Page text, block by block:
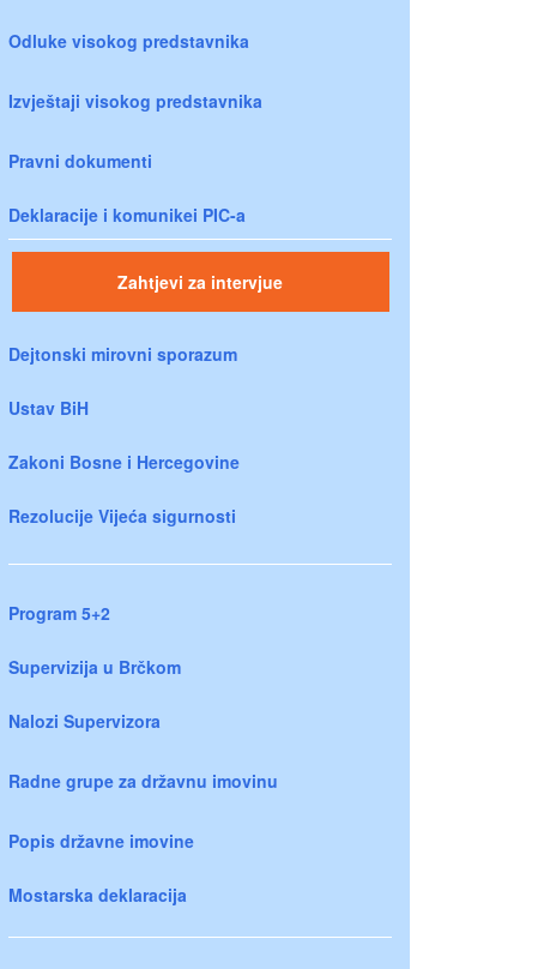
Odluke visokog predstavnika
Izvještaji visokog predstavnika
Pravni dokumenti
Deklaracije i komunikei PIC-a
Zahtjevi za intervjue
Dejtonski mirovni sporazum
Ustav BiH
Zakoni Bosne i Hercegovine
Rezolucije Vijeća sigurnosti
Program 5+2
Supervizija u Brčkom
Nalozi Supervizora
Radne grupe za državnu imovinu
Popis državne imovine
Mostarska deklaracija